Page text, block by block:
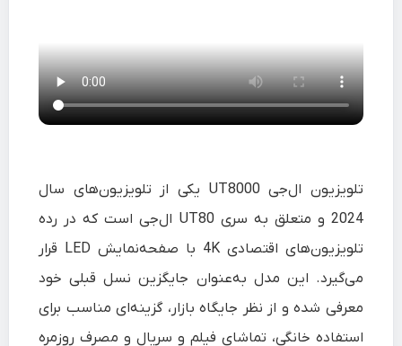
تلویزیون ال‌جی UT8000 یکی از تلویزیون‌های سال
2024 و متعلق به سری UT80 ال‌جی است که در رده
تلویزیون‌های اقتصادی 4K با صفحه‌نمایش LED قرار
می‌گیرد. این مدل به‌عنوان جایگزین نسل قبلی خود
معرفی شده و از نظر جایگاه بازار، گزینه‌ای مناسب برای
استفاده خانگی، تماشای فیلم و سریال و مصرف روزمره